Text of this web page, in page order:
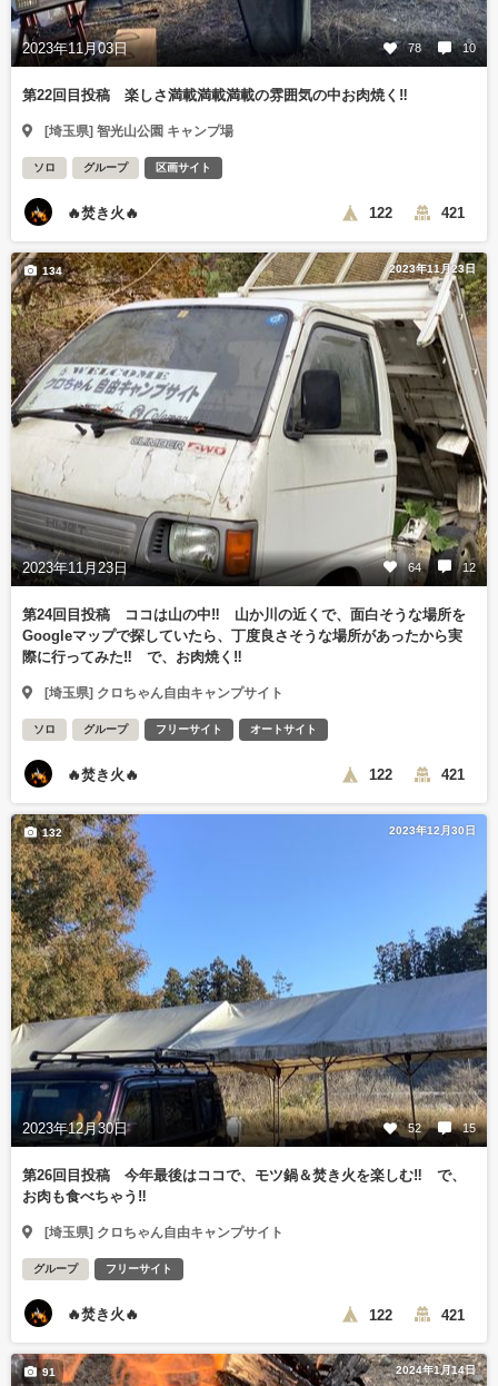
2023年11月03日 78 10
第22回目投稿 楽しさ満載満載満載の雰囲気の中お肉焼く‼️
[埼玉県] 智光山公園 キャンプ場
ソロ グループ 区画サイト
🔥焚き火🔥 122 421
2023年11月23日
2023年11月23日 64 12
134
第24回目投稿 ココは山の中‼️ 山か川の近くで、面白そうな場所を
Googleマップで探していたら、丁度良さそうな場所があったから実
際に行ってみた‼️ で、お肉焼く‼️
[埼玉県] クロちゃん自由キャンプサイト
ソロ グループ フリーサイト オートサイト
🔥焚き火🔥 122 421
2023年12月30日
2023年12月30日 52 15
132
第26回目投稿 今年最後はココで、モツ鍋＆焚き火を楽しむ‼️ で、
お肉も食べちゃう‼️
[埼玉県] クロちゃん自由キャンプサイト
グループ フリーサイト
🔥焚き火🔥 122 421
2024年1月14日
91